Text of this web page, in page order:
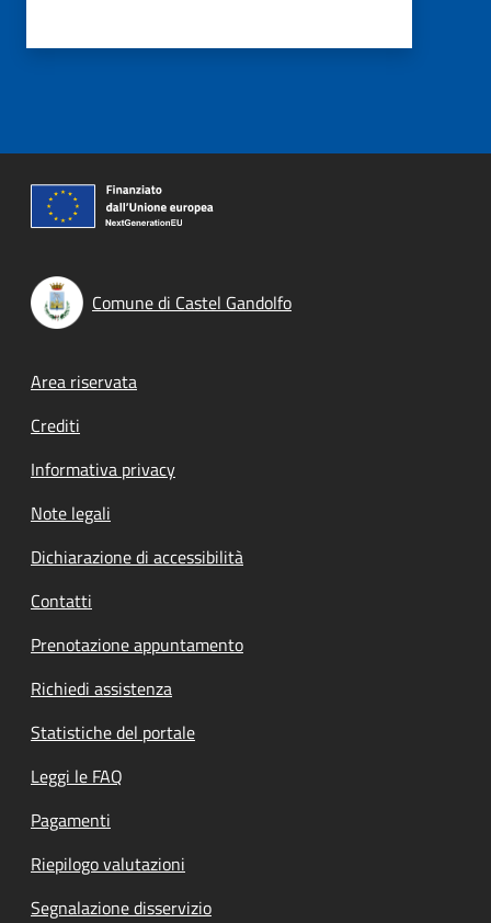
Comune di Castel Gandolfo
Footer menu
Area riservata
Crediti
Informativa privacy
Note legali
Dichiarazione di accessibilità
Contatti
Prenotazione appuntamento
Richiedi assistenza
Statistiche del portale
Leggi le FAQ
Pagamenti
Riepilogo valutazioni
Segnalazione disservizio